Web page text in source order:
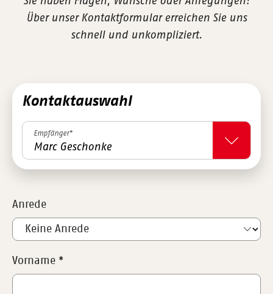
Über unser Kontaktformular erreichen Sie uns
schnell und unkompliziert.
Kontaktauswahl
Empfänger*
Marc Geschonke
Anrede
Vorname *